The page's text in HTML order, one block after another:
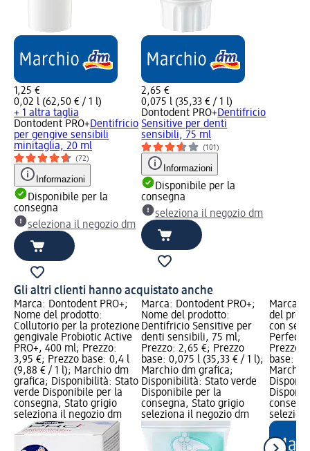
1,25 €
0,02 l (62,50 € / 1 l)
+ 1 altra taglia
Dontodent PRO+Dentifricio
per gengive sensibili
minitaglia, 20 ml
(72)
Informazioni
Disponibile per la
consegna
seleziona il negozio dm
2,65 €
0,075 l (35,33 € / 1 l)
Dontodent PRO+Dentifricio
Sensitive per denti
sensibili, 75 ml
(101)
Informazioni
Disponibile per la
consegna
seleziona il negozio dm
Gli altri clienti hanno acquistato anche
Marca: Dontodent PRO+;
Nome del prodotto:
Collutorio per la protezione
gengivale Probiotic Active
PRO+, 400 ml; Prezzo:
3,95 €; Prezzo base: 0,4 l
(9,88 € / 1 l); Marchio dm
grafica; Disponibilità: Stato
verde Disponibile per la
consegna, Stato grigio
seleziona il negozio dm
Marca: Dontodent PRO+;
Nome del prodotto:
Dentifricio Sensitive per
denti sensibili, 75 ml;
Prezzo: 2,65 €; Prezzo
base: 0,075 l (35,33 € / 1 l);
Marchio dm grafica;
Disponibilità: Stato verde
Disponibile per la
consegna, Stato grigio
seleziona il negozio dm
Marca:
del
con
Perfect
Prezzo:
base: 3
Marchio